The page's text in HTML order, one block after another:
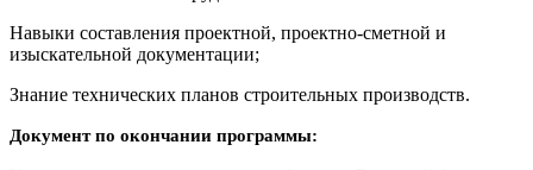
Навыки составления проектной, проектно-сметной и
изыскательной документации;
Знание технических планов строительных производств.
Документ по окончании программы: